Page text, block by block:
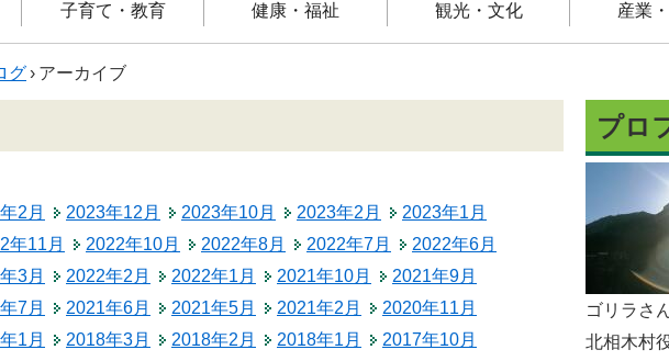
子育て・教育
母子の健康・予防接種
保育園
生涯学習
公民館
健康・福祉
介護保険
障害福祉
予防接種
観光・文化
文化財
レジャー・スポーツ
産業
届出・証明
入札・契約
グ› アーカイブ
2月 2023年12月 2023年10月 2023年2月
2023年1月
年11月 2022年10月 2022年8月 2022年7月
2022年6月
3月 2022年2月 2022年1月 2021年10月
2021年9月
7月 2021年6月 2021年5月 2021年2月
2020年11月
1月 2018年3月 2018年2月 2018年1月
2017年10月
プロ
ゴリラさ
北相木村